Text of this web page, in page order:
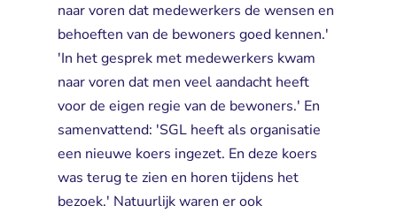
naar voren dat medewerkers de wensen en
behoeften van de bewoners goed kennen.'
'In het gesprek met medewerkers kwam
naar voren dat men veel aandacht heeft
voor de eigen regie van de bewoners.' En
samenvattend: 'SGL heeft als organisatie
een nieuwe koers ingezet. En deze koers
was terug te zien en horen tijdens het
bezoek.' Natuurlijk waren er ook